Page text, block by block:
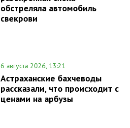
обстреляла автомобиль
свекрови
6 августа 2026, 13:21
Астраханские бахчеводы
рассказали, что происходит с
ценами на арбузы